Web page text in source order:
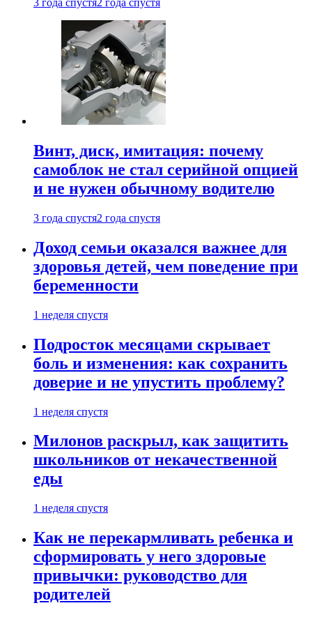
3 года спустя2 года спустя
Винт, диск, имитация: почему
самоблок не стал серийной опцией
и не нужен обычному водителю
3 года спустя2 года спустя
Доход семьи оказался важнее для
здоровья детей, чем поведение при
беременности
1 неделя спустя
Подросток месяцами скрывает
боль и изменения: как сохранить
доверие и не упустить проблему?
1 неделя спустя
Милонов раскрыл, как защитить
школьников от некачественной
еды
1 неделя спустя
Как не перекармливать ребенка и
сформировать у него здоровые
привычки: руководство для
родителей